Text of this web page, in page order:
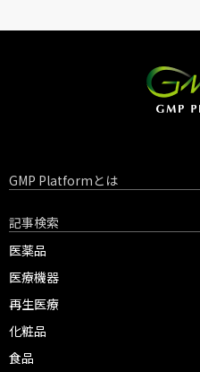
GMP Platformとは
記事検索
医薬品
医療機器
再生医療
化粧品
食品